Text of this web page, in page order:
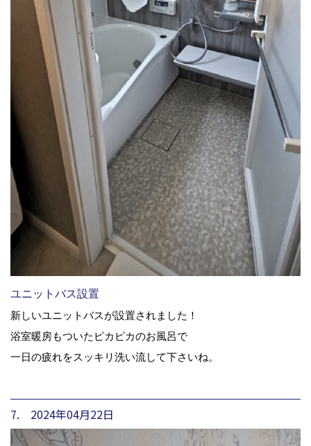
ユニットバス設置
新しいユニットバスが設置されました！
浴室暖房もついたピカピカのお風呂で
一日の疲れをスッキリ洗い流して下さいね。
7. 2024年04月22日